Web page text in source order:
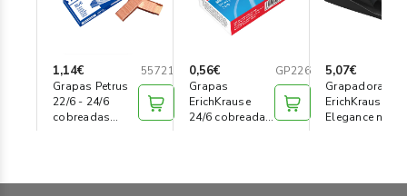
1,14€
55721
Grapas Petrus
22/6 - 24/6
cobreadas
0,56€
GP226
Grapas
ErichKrause
24/6 cobreadas
5,07€
Grapadora
ErichKrause
Elegance negra